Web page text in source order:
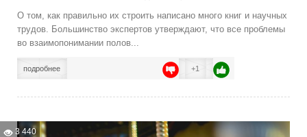
О том, как правильно их строить написано много книг и научных
трудов. Большинство экспертов утверждают, что все проблемы
во взаимопонимании полов...
подробнее +1
3 440